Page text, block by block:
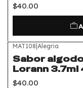
$40.00
MAT108|Alegria
Sabor
Lorann
$40.00